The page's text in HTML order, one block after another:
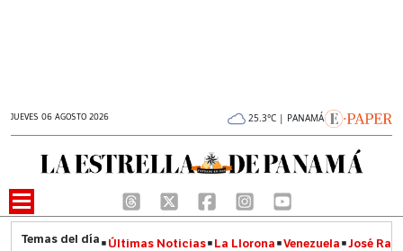
JUEVES 06 AGOSTO 2026 25.3°C | PANAMÁ
Últimas Noticias La Llorona Venezuela José